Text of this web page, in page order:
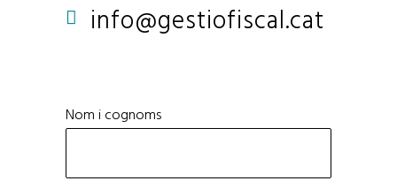
info@gestiofiscal.cat
Nom i cognoms